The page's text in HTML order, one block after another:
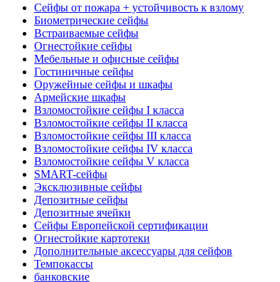
Сейфы от пожара + устойчивость к взлому
Биометрические сейфы
Встраиваемые сейфы
Огнестойкие сейфы
Мебельные и офисные сейфы
Гостиничные сейфы
Оружейные сейфы и шкафы
Армейские шкафы
Взломостойкие сейфы I класса
Взломостойкие сейфы II класса
Взломостойкие сейфы III класса
Взломостойкие сейфы IV класса
Взломостойкие сейфы V класса
SMART-сейфы
Эксклюзивные сейфы
Депозитные сейфы
Депозитные ячейки
Сейфы Европейской сертификации
Огнестойкие картотеки
Дополнительные аксессуары для сейфов
Темпокассы
банковские